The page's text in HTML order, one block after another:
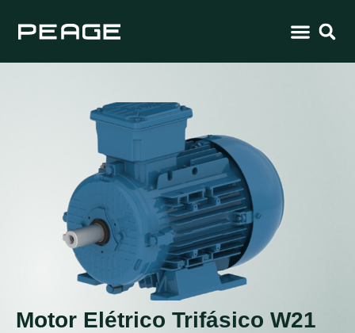
Motor Elétrico Trifásico W21